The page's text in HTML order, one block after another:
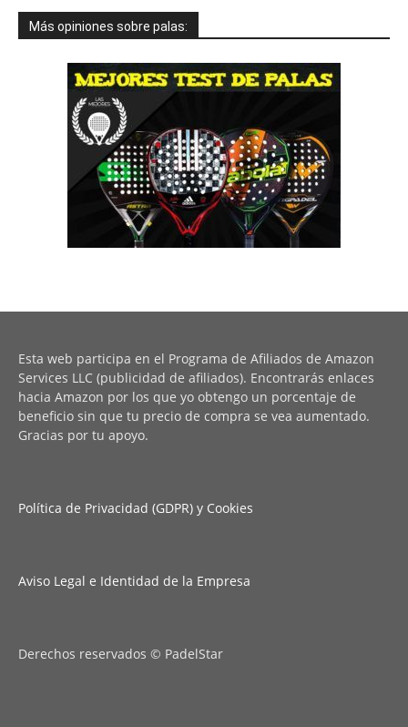
Más opiniones sobre palas:
Esta web participa en el Programa de Afiliados de Amazon
Services LLC (publicidad de afiliados). Encontrarás enlaces
hacia Amazon por los que yo obtengo un porcentaje de
beneficio sin que tu precio de compra se vea aumentado.
Gracias por tu apoyo.
Política de Privacidad (GDPR) y Cookies
Aviso Legal e Identidad de la Empresa
Derechos reservados © PadelStar